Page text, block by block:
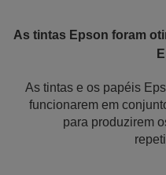
As tintas Epson foram
As tintas e os papéis
funcionarem em
para produzirem